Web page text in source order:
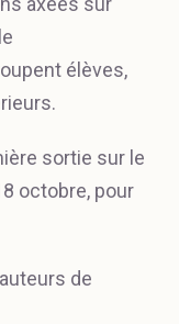
élèves,
sortie sur le
octobre, pour
de